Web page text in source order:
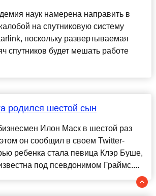
наук намерена направить в
на спутниковую систему
поскольку развертываемая
спутников будет мешать работе
родился шестой сын
Илон Маск в шестой раз
он сообщил в своем Twitter-
ребенка стала певица Клэр Буше,
под псевдонимом Граймс....